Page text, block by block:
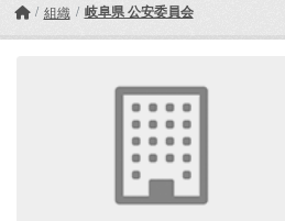
組織 岐阜県 公安委員会